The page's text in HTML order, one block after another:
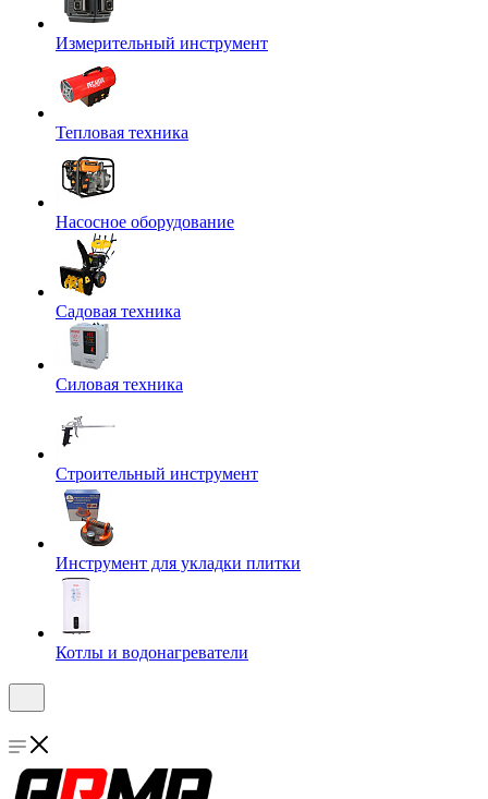
Измерительный инструмент
Тепловая техника
Насосное оборудование
Садовая техника
Силовая техника
Строительный инструмент
Инструмент для укладки плитки
Котлы и водонагреватели